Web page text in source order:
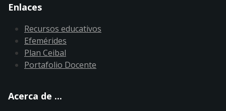
Enlaces
Recursos educativos
Efemérides
Plan Ceibal
Portafolio Docente
Acerca de ...